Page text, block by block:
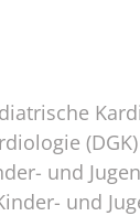
(DGK)
und
und